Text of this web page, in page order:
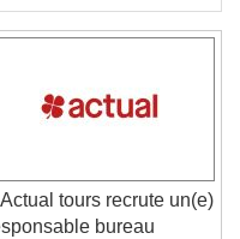
tours recrute un(e)